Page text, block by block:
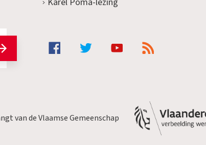
van de Vlaamse Gemeenschap